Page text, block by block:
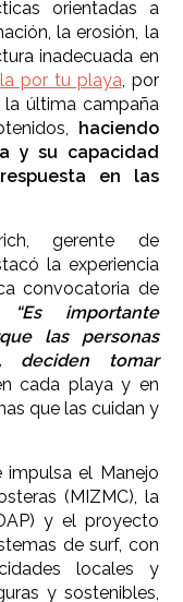
orientadas a
la erosión, la
inadecuada en
por tu playa , por
última campaña
haciendo
y su capacidad
en las
gerente de
la experiencia
convocatoria de
“Es importante
las personas
deciden tomar
cada playa y en
que las cuidan y
impulsa el Manejo
(MIZMC), la
y el proyecto
de surf, con
locales y
y sostenibles,